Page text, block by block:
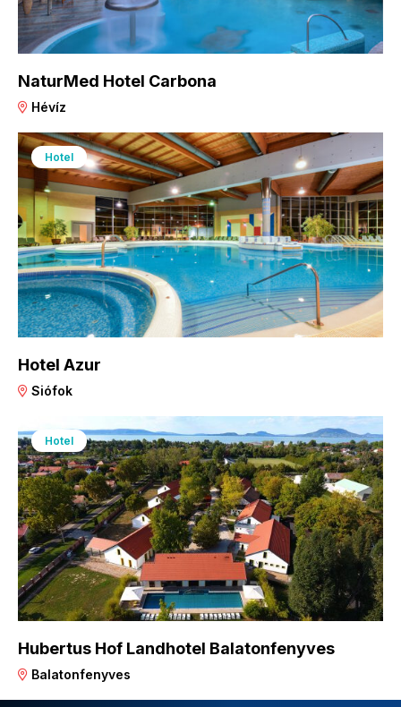
NaturMed Hotel Carbona
Hévíz
Hotel
Hotel Azur
Siófok
Hotel
Hubertus Hof Landhotel Balatonfenyves
Balatonfenyves